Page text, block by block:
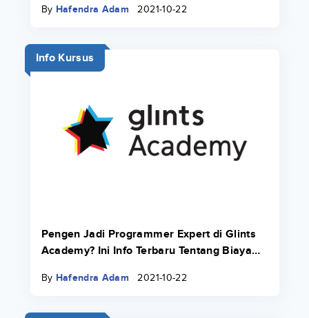
By Hafendra Adam 2021-10-22
Info Kursus
Pengen Jadi Programmer Expert di Glints
Academy? Ini Info Terbaru Tentang Biaya
By Hafendra Adam 2021-10-22